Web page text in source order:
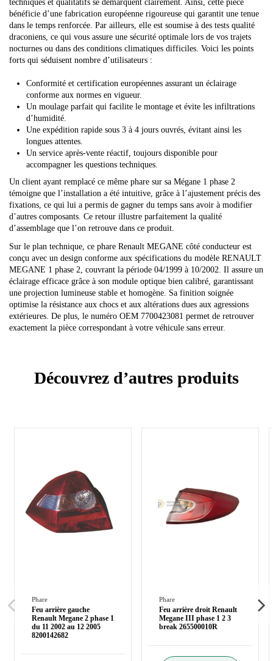
techniques et qualitatifs se démarquent clairement. Ainsi, cette pièce
bénéficie d’une fabrication européenne rigoureuse qui garantit une tenue
dans le temps renforcée. Par ailleurs, elle est soumise à des tests qualité
draconiens, ce qui vous assure une sécurité optimale lors de vos trajets
nocturnes ou dans des conditions climatiques difficiles. Voici les points
forts qui séduisent nombre d’utilisateurs :
Conformité et certification européennes assurant un éclairage
conforme aux normes en vigueur.
Un moulage parfait qui facilite le montage et évite les infiltrations
d’humidité.
Une expédition rapide sous 3 à 4 jours ouvrés, évitant ainsi les
longues attentes.
Un service après-vente réactif, toujours disponible pour
accompagner les questions techniques.
Un client ayant remplacé ce même phare sur sa Mégane 1 phase 2
témoigne que l’installation a été intuitive, grâce à l’ajustement précis des
fixations, ce qui lui a permis de gagner du temps sans avoir à modifier
d’autres composants. Ce retour illustre parfaitement la qualité
d’assemblage que l’on retrouve dans ce produit.
Sur le plan technique, ce phare Renault MEGANE côté conducteur est
conçu avec un design conforme aux spécifications du modèle RENAULT
MEGANE 1 phase 2, couvrant la période 04/1999 à 10/2002. Il assure un
éclairage efficace grâce à son module optique bien calibré, garantissant
une projection lumineuse stable et homogène. Sa finition soignée
optimise la résistance aux chocs et aux altérations dues aux agressions
extérieures. De plus, le numéro OEM 7700423081 permet de retrouver
exactement la pièce correspondant à votre véhicule sans erreur.
Découvrez d’autres produits
Phare
Feu arrière gauche
Renault Megane 2 phase 1
du 11 2002 au 12 2005
8200142682
Phare
Feu arrière droit Renault
Megane III phase 1 2 3
break 265500010R